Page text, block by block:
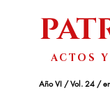
ACTOS
Año VI / Vol. 24 /